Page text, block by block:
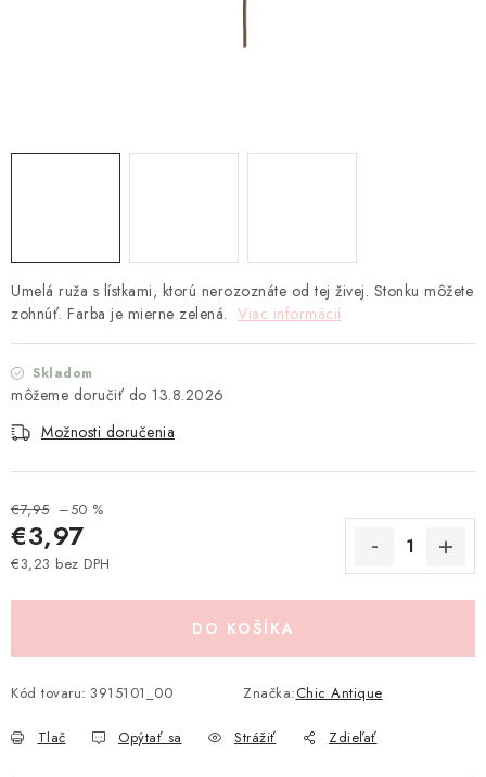
VŠETKY PRODUKTY
ZNAČKY
Ako nakupovať Doprava a platba
Podmienky ochrany osobných údajov
Návod na údržbu nábytku
Reklamačný poriadok
Pravidlá zliav a akcií
Umelá ruža s lístkami, ktorú nerozoznáte od tej živej. Stonku môžete
zohnúť. Farba je mierne zelená. Viac informácií
Skladom
13.8.2026
Možnosti doručenia
€7,95 –50 %
€3,97
€3,23 bez DPH
DO KOŠÍKA
Kód tovaru: 3915101_00 Značka:Chic Antique
Tlač Opýtať sa Strážiť Zdieľať